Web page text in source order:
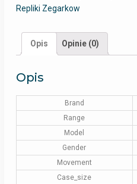
Repliki Zegarkow
Opis Opinie (0)
Opis
Brand
Range
Model
Gender
Movement
Case_size